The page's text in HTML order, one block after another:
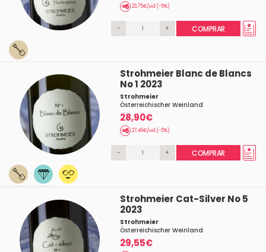
23,75€/ud (-5%)
- + COMPRAR
Strohmeier Blanc de Blancs
No 1 2023
Strohmeier
Österreichischer Weinland
28,90€
27,46€/ud (-5%)
- + COMPRAR
Strohmeier Cat-Silver No 5
2023
Strohmeier
Österreichischer Weinland
29,55€